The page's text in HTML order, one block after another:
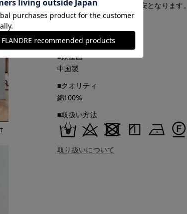
■サイズ表記はあくまで目安となります。
62190019
■原産国
中国製
■クオリティ
綿100%
■取扱い方法
取り扱いについて